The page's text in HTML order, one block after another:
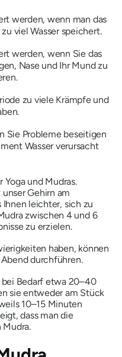
werden, wenn man das
viel Wasser speichert.
werden, wenn Sie das
Nase und Ihr Mund zu
zu viele Krämpfe und
Sie Probleme beseitigen
Wasser verursacht
Yoga und Mudras.
Gehirn am
Ihnen leichter, sich zu
zwischen 4 und 6
zu erzielen.
haben, können
durchführen.
Bedarf etwa 20–40
sie entweder am Stück
10–15 Minuten
dass man die
Mudra.